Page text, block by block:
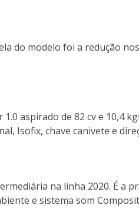
do modelo foi a redução
aspirado de 82 cv e 10,4
Isofix, chave canivete e
na linha 2020. É a
e sistema som